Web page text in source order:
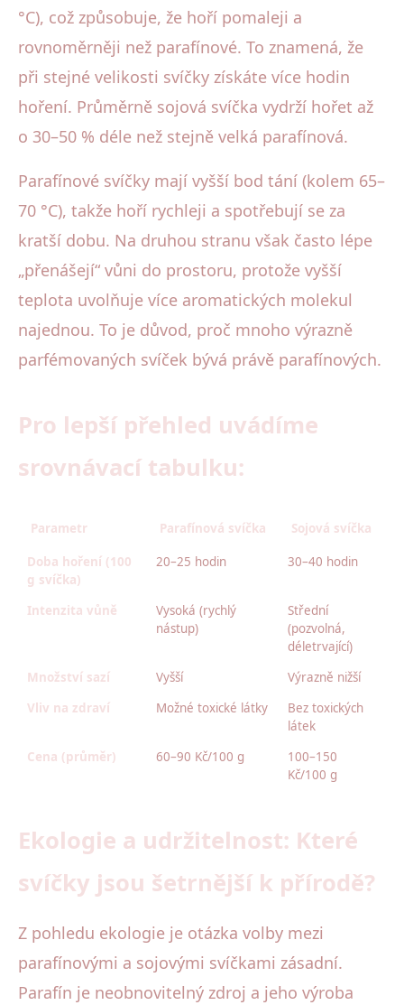
°C), což způsobuje, že hoří pomaleji a
rovnoměrněji než parafínové. To znamená, že
při stejné velikosti svíčky získáte více hodin
hoření. Průměrně sojová svíčka vydrží hořet až
o 30–50 % déle než stejně velká parafínová.
Parafínové svíčky mají vyšší bod tání (kolem 65–
70 °C), takže hoří rychleji a spotřebují se za
kratší dobu. Na druhou stranu však často lépe
„přenášejí“ vůni do prostoru, protože vyšší
teplota uvolňuje více aromatických molekul
najednou. To je důvod, proč mnoho výrazně
parfémovaných svíček bývá právě parafínových.
Pro lepší přehled uvádíme
srovnávací tabulku:
Parametr Parafínová svíčka Sojová svíčka
Doba hoření (100
g svíčka)
20–25 hodin 30–40 hodin
Intenzita vůně
Vysoká (rychlý
nástup)
Střední
(pozvolná,
déletrvající)
Množství sazí
Vyšší
Výrazně nižší
Vliv na zdraví
Možné toxické látky
Bez toxických
látek
Cena (průměr)
60–90 Kč/100 g
100–150
Kč/100 g
Ekologie a udržitelnost: Které
svíčky jsou šetrnější k přírodě?
Z pohledu ekologie je otázka volby mezi
parafínovými a sojovými svíčkami zásadní.
Parafín je neobnovitelný zdroj a jeho výroba